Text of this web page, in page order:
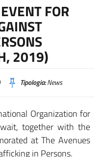
FOR
2019)
Tipologia:News
Organization for
together with the
at The Avenues
in Persons.